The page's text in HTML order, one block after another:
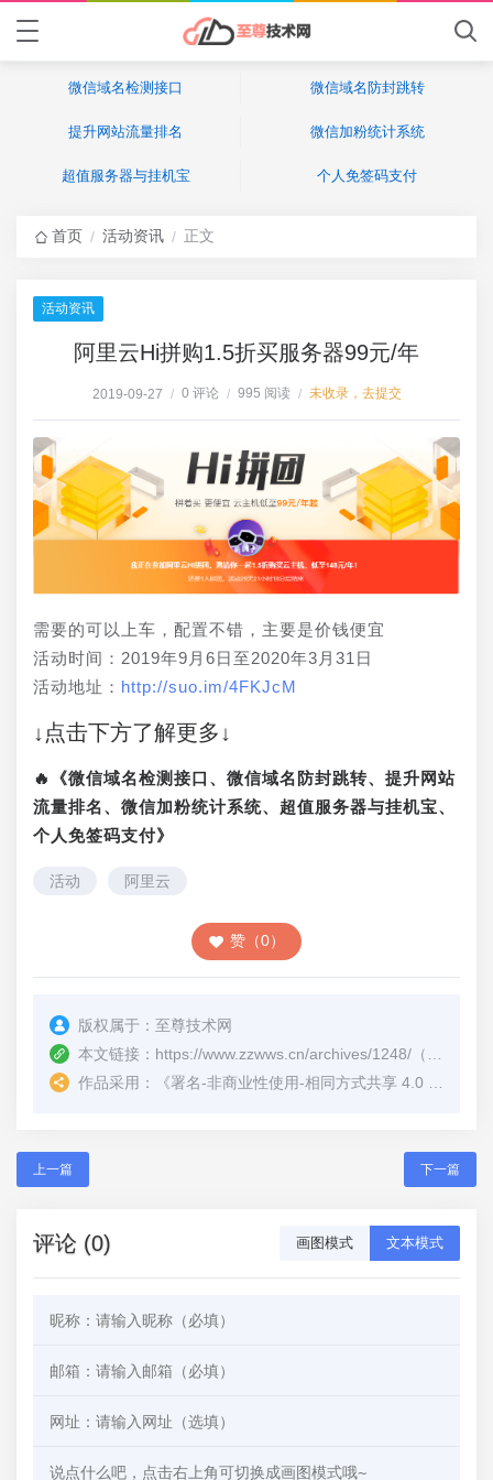
微信域名检测接口 微信域名防封跳转
提升网站流量排名 微信加粉统计系统
超值服务器与挂机宝 个人免签码支付
首页 / 活动资讯 / 正文
活动资讯
阿里云Hi拼购1.5折买服务器99元/年
2019-09-27 / 0 评论 / 995 阅读 / 未收录，去提交
需要的可以上车，配置不错，主要是价钱便宜
活动时间：2019年9月6日至2020年3月31日
活动地址： http://suo.im/4FKJcM
↓点击下方了解更多↓
🔥《微信域名检测接口、微信域名防封跳转、提升网站
流量排名、微信加粉统计系统、超值服务器与挂机宝、
个人免签码支付》
活动 阿里云
赞（0）
版权属于： 至尊技术网
本文链接： https://www.zzwws.cn/archives/1248/ （转载时请注明本文出处及文章链接）
作品采用：
《署名-非商业性使用-相同方式共享 4.0 国际 (CC BY-NC-SA 4.0)
上一篇 下一篇
评论 (0) 画图模式 文本模式